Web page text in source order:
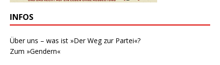
INFOS
Über uns – was ist »Der Weg zur Partei«?
Zum »Gendern«